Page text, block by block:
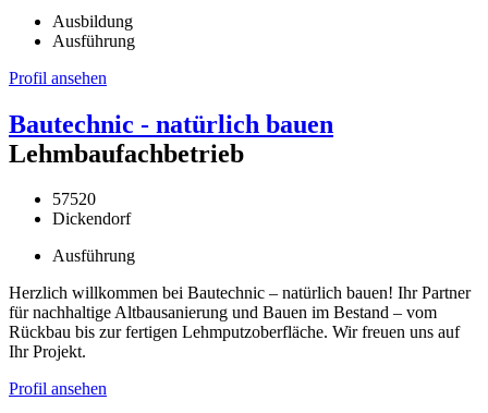
Ausbildung
Ausführung
Profil ansehen
Bautechnic - natürlich bauen
Lehmbaufachbetrieb
57520
Dickendorf
Ausführung
Herzlich willkommen bei Bautechnic – natürlich bauen! Ihr Partner
für nachhaltige Altbausanierung und Bauen im Bestand – vom
Rückbau bis zur fertigen Lehmputzoberfläche. Wir freuen uns auf
Ihr Projekt.
Profil ansehen